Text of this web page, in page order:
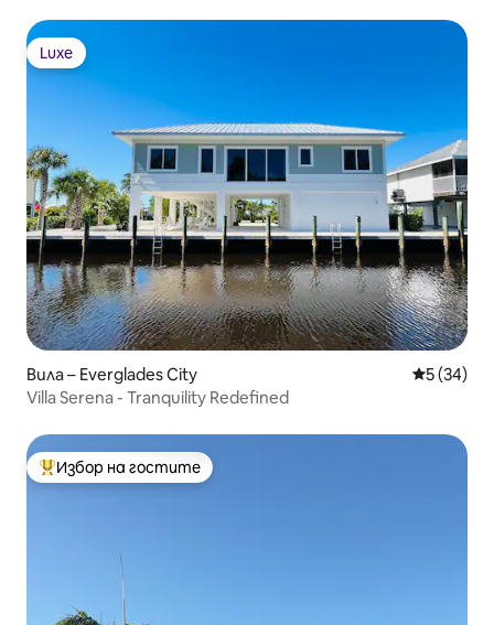
Luxe
Luxe
Вила – Everglades City Средна
5 (34)
Villa Serena - Tranquility Redefined
Най-популярен избор на гостите
Избор на гостите